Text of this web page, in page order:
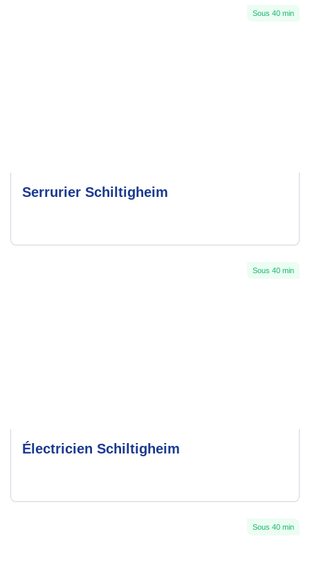
Sous 40 min
Serrurier Schiltigheim
Sous 40 min
Électricien Schiltigheim
Sous 40 min